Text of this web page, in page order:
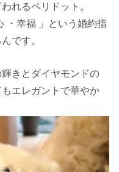
れるペリドット。
・幸福 」という婚約指
です。
きとダイヤモンドの
エレガントで華やか